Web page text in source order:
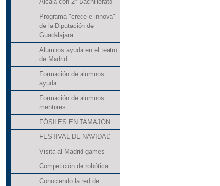
Alcalá con 2º Bachillerato
Programa "crece e innova"
de la Diputación de
Guadalajara
Alumnos ayuda en el teatro
de Madrid
Formación de alumnos
ayuda
Formación de alumnos
mentores
FÓSILES EN TAMAJÓN
FESTIVAL DE NAVIDAD
Visita al Madrid games
Competición de robótica
Conociendo la red de